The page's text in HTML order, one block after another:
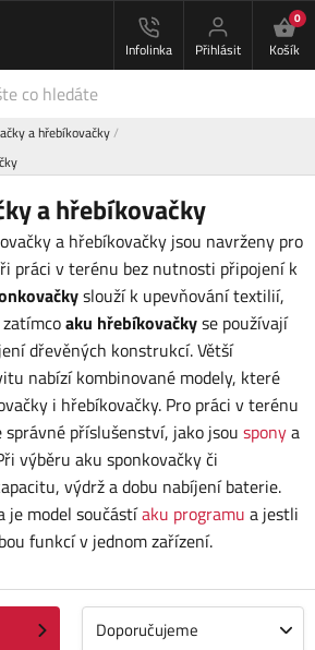
Infolinka Přihlásit
0
Košík
a hřebíkovačky
a hřebíkovačky
a hřebíkovačky jsou navrženy pro
práci v terénu bez nutnosti připojení k
slouží k upevňování textilií,
aku hřebíkovačkyse používají
dřevěných konstrukcí. Větší
nabízí kombinované modely, které
i hřebíkovačky. Pro práci v terénu
příslušenství, jako jsou sponya
výběru aku sponkovačky či
výdrž a dobu nabíjení baterie.
je model součástíaku programu a jestli
funkcí v jednom zařízení.
Doporučujeme